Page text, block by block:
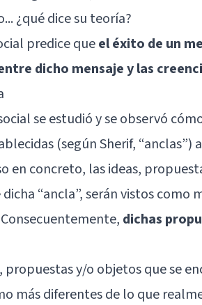
¿qué dice su teoría?
predice queel éxito de un
dicho mensaje y las
se estudió y se observó
(según Sherif, “anclas”)
en concreto, las ideas,
“ancla”, serán vistos como
dichas
propuestas y/o objetos que se
más diferentes de lo que